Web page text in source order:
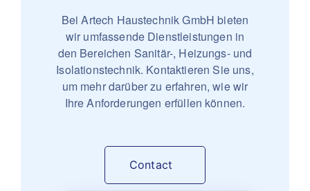
Bei Artech Haustechnik GmbH bieten
wir umfassende Dienstleistungen in
den Bereichen Sanitär-, Heizungs- und
Isolationstechnik. Kontaktieren Sie uns,
um mehr darüber zu erfahren, wie wir
Ihre Anforderungen erfüllen können.
Contact